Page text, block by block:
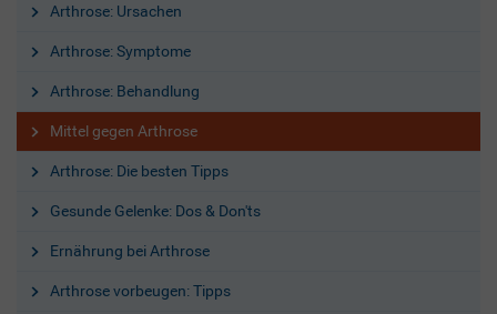
Arthrose: Ursachen
Arthrose: Symptome
Arthrose: Behandlung
Mittel gegen Arthrose
Arthrose: Die besten Tipps
Gesunde Gelenke: Dos & Don'ts
Ernährung bei Arthrose
Arthrose vorbeugen: Tipps